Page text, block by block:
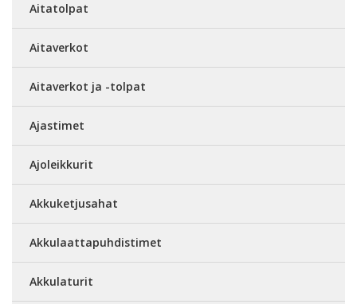
Aitatolpat
Aitaverkot
Aitaverkot ja -tolpat
Ajastimet
Ajoleikkurit
Akkuketjusahat
Akkulaattapuhdistimet
Akkulaturit